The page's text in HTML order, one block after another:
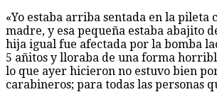
«Yo estaba arriba sentada en la pileta
madre, y esa pequeña estaba abajito
hija igual fue afectada por la bomba
5 añitos y lloraba de una forma
lo que ayer hicieron no estuvo bien
carabineros; para todas las personas